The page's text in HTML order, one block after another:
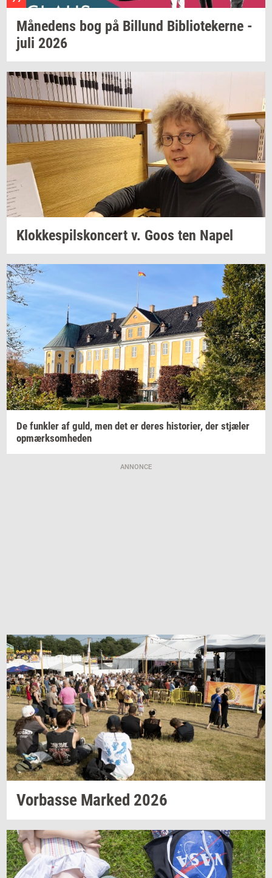
Må­ne­dens bog på Bil­lund Bi­bli­o­te­ker­ne -
juli 2026
Klok­ke­spils­kon­cert v. Goos ten Napel
De funk­ler af guld, men det er deres hi­sto­ri­er, der stjæ­ler
op­mærk­som­he­den
ANNONCE
Vor­bas­se Mar­ked 2026